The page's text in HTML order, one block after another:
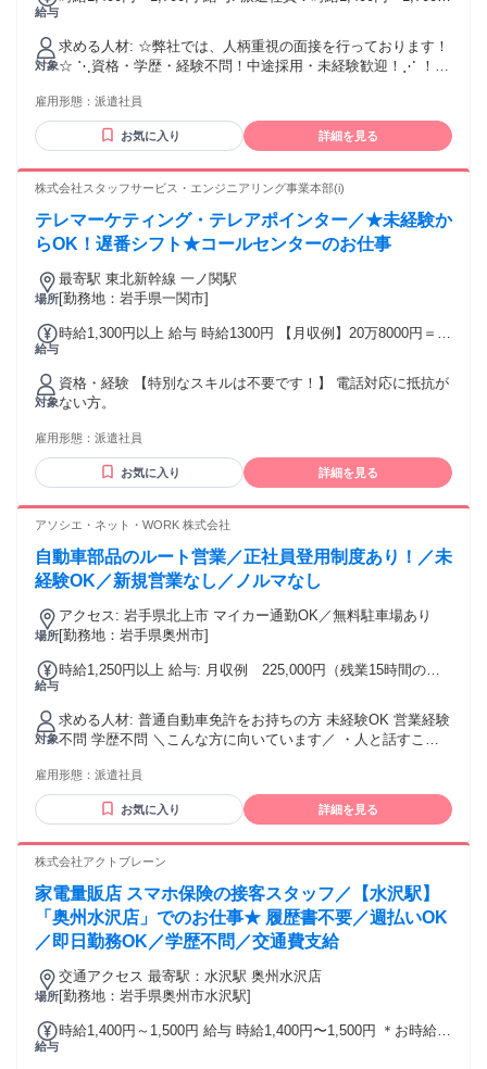
給与
やスキルに応じ決定します。
対象
求める人材: ☆弊社では、人柄重視の面接を行っております！
☆ ⋱資格・学歴・経験不問！中途採用・未経験歓迎！⋰ ！こ
・スマホやタブレットの操作が好きな方 ・安定して長く働き
たい方 まずは「やってみたい！」の気持ちでOK！ 未経験で
も大丈夫♪お気軽にご応募ください。
雇用形態： 派遣社員
お気に入り 詳細を見る
株式会社スタッフサービス・エンジニアリング事業本部(i)
テレマーケティング・テレアポインター／★未経験か
らOK！遅番シフト★コールセンターのお仕事
場所
最寄駅 東北新幹線 一ノ関駅
[勤務地：岩手県一関市]
給与
時給1,300円以上 給与 時給1300円 【月収例】20万8000円＝時
て優遇します。
対象
資格・経験 【特別なスキルは不要です！】 電話対応に抵抗が
ない方。
雇用形態： 派遣社員
お気に入り 詳細を見る
アソシエ・ネット・WORK 株式会社
自動車部品のルート営業／正社員登用制度あり！／未
経験OK／新規営業なし／ノルマなし
場所
アクセス: 岩手県北上市 マイカー通勤OK／無料駐車場あり
[勤務地：岩手県奥州市]
給与
時給1,250円以上 給与: 月収例 225,000円（残業15時間の場
対象
求める人材: 普通自動車免許をお持ちの方 未経験OK 営業経験
不問 学歴不問 ＼こんな方に向いています／ ・人と話すこと
・未経験だけど営業に興味がある
雇用形態： 派遣社員
お気に入り 詳細を見る
株式会社アクトブレーン
家電量販店 スマホ保険の接客スタッフ／【水沢駅】
「奥州水沢店」でのお仕事★ 履歴書不要／週払いOK
／即日勤務OK／学歴不問／交通費支給
場所
交通アクセス 最寄駅：水沢駅 奥州水沢店
[勤務地：岩手県奥州市水沢駅]
給与
時給1,400円～1,500円 給与 時給1,400円〜1,500円 ＊お時給